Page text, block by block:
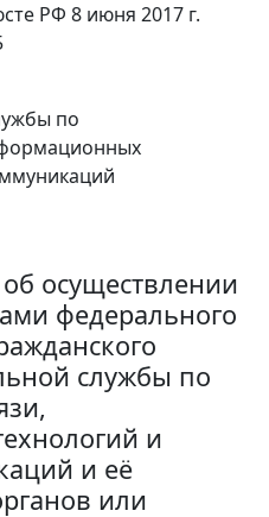
РФ 8 июня 2017 г.
по
осуществлении
федерального
службы по
и
и её
или